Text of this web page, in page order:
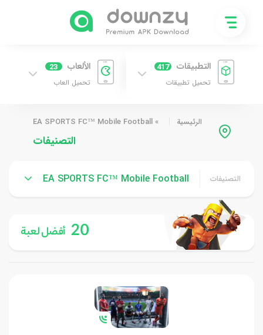
التطبيقات 417
تحميل تطبيقات
الألعاب 23
تحميل العاب
الرئيسية »
EA SPORTS FC™ Mobile Football
التصنيفات
التصنيفات EA SPORTS FC™ Mobile Football
20 أفضل لعبة